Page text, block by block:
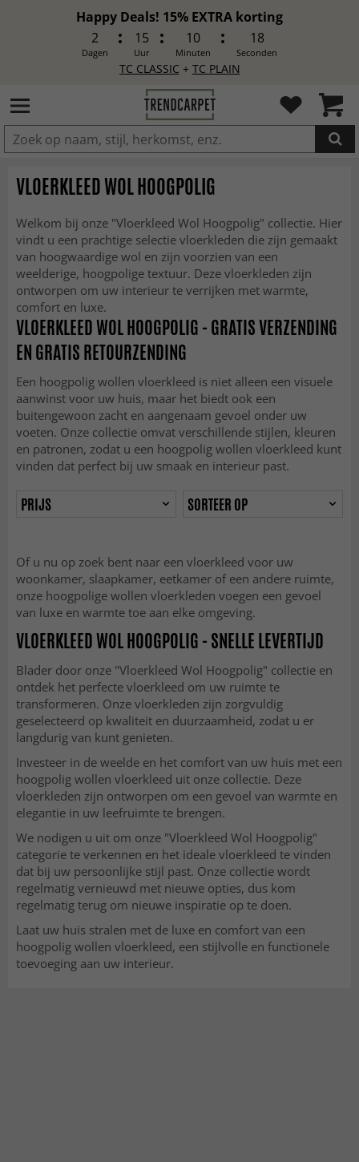
Happy Deals! 15% EXTRA korting
2
Dagen
15
Uur
10
Minuten
17
Seconden
TC CLASSIC + TC PLAIN
IN DE WINKELWAGEN GELEGD
VLOERKLEED WOL HOOGPOLIG
Welkom bij onze "Vloerkleed Wol Hoogpolig" collectie. Hier
vindt u een prachtige selectie vloerkleden die zijn gemaakt
van hoogwaardige wol en zijn voorzien van een
weelderige, hoogpolige textuur. Deze vloerkleden zijn
ontworpen om uw interieur te verrijken met warmte,
comfort en luxe.
VLOERKLEED WOL HOOGPOLIG - GRATIS VERZENDING
EN GRATIS RETOURZENDING
Een hoogpolig wollen vloerkleed is niet alleen een visuele
aanwinst voor uw huis, maar het biedt ook een
buitengewoon zacht en aangenaam gevoel onder uw
voeten. Onze collectie omvat verschillende stijlen, kleuren
en patronen, zodat u een hoogpolig wollen vloerkleed kunt
vinden dat perfect bij uw smaak en interieur past.
PRIJS SORTEER OP
Of u nu op zoek bent naar een vloerkleed voor uw
woonkamer, slaapkamer, eetkamer of een andere ruimte,
onze hoogpolige wollen vloerkleden voegen een gevoel
van luxe en warmte toe aan elke omgeving.
VLOERKLEED WOL HOOGPOLIG - SNELLE LEVERTIJD
Blader door onze "Vloerkleed Wol Hoogpolig" collectie en
ontdek het perfecte vloerkleed om uw ruimte te
transformeren. Onze vloerkleden zijn zorgvuldig
geselecteerd op kwaliteit en duurzaamheid, zodat u er
langdurig van kunt genieten.
Investeer in de weelde en het comfort van uw huis met een
hoogpolig wollen vloerkleed uit onze collectie. Deze
vloerkleden zijn ontworpen om een gevoel van warmte en
elegantie in uw leefruimte te brengen.
We nodigen u uit om onze "Vloerkleed Wol Hoogpolig"
categorie te verkennen en het ideale vloerkleed te vinden
dat bij uw persoonlijke stijl past. Onze collectie wordt
regelmatig vernieuwd met nieuwe opties, dus kom
regelmatig terug om nieuwe inspiratie op te doen.
Laat uw huis stralen met de luxe en comfort van een
hoogpolig wollen vloerkleed, een stijlvolle en functionele
toevoeging aan uw interieur.